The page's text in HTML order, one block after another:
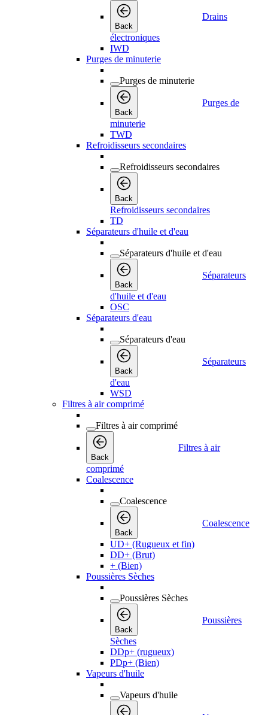
Back
Drains
électroniques
IWD
Purges de minuterie
Purges de minuterie
Back
Purges de
minuterie
TWD
Refroidisseurs secondaires
Refroidisseurs secondaires
Back
Refroidisseurs secondaires
TD
Séparateurs d'huile et d'eau
Séparateurs d'huile et d'eau
Back
Séparateurs
d'huile et d'eau
OSC
Séparateurs d'eau
Séparateurs d'eau
Back
Séparateurs
d'eau
WSD
Filtres à air comprimé
Filtres à air comprimé
Back
Filtres à air
comprimé
Coalescence
Coalescence
Back
Coalescence
UD+ (Rugueux et fin)
DD+ (Brut)
+ (Bien)
Poussières Sèches
Poussières Sèches
Back
Poussières
Sèches
DDp+ (rugueux)
PDp+ (Bien)
Vapeurs d'huile
Vapeurs d'huile